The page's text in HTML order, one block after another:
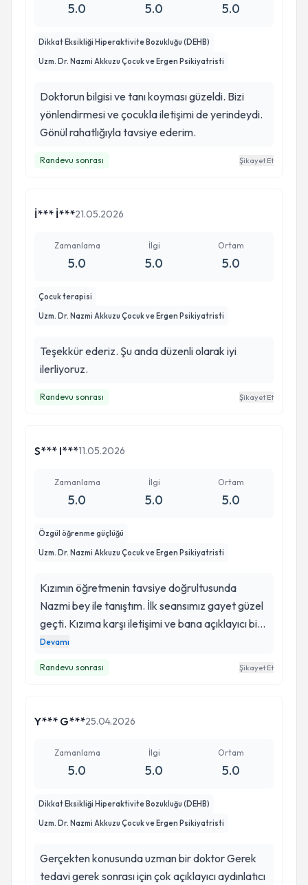
5.0 5.0 5.0
Dikkat Eksikliği Hiperaktivite Bozukluğu (DEHB)
Uzm. Dr. Nazmi Akkuzu Çocuk ve Ergen Psikiyatristi
Doktorun bilgisi ve tanı koyması güzeldi. Bizi
yönlendirmesi ve çocukla iletişimi de yerindeydi.
Gönül rahatlığıyla tavsiye ederim.
Randevu sonrası Şikayet Et
İ*** İ***21.05.2026
Zamanlama
5.0
İlgi
5.0
Ortam
5.0
Çocuk terapisi
Uzm. Dr. Nazmi Akkuzu Çocuk ve Ergen Psikiyatristi
Teşekkür ederiz. Şu anda düzenli olarak iyi
ilerliyoruz.
Randevu sonrası Şikayet Et
S*** I***11.05.2026
Zamanlama
5.0
İlgi
5.0
Ortam
5.0
Özgül öğrenme güçlüğü
Uzm. Dr. Nazmi Akkuzu Çocuk ve Ergen Psikiyatristi
Kızımın öğretmenin tavsiye doğrultusunda
Nazmi bey ile tanıştım. İlk seansımız gayet güzel
geçti. Kızıma karşı iletişimi ve bana açıklayıcı bir
şekilde nasıl yol alacağımızı anlattığında dolayı
Devamı
Randevu sonrası Şikayet Et
Y*** G***25.04.2026
Zamanlama
5.0
İlgi
5.0
Ortam
5.0
Dikkat Eksikliği Hiperaktivite Bozukluğu (DEHB)
Uzm. Dr. Nazmi Akkuzu Çocuk ve Ergen Psikiyatristi
Gerçekten konusunda uzman bir doktor Gerek
tedavi gerek sonrası için çok açıklayıcı aydınlatıcı